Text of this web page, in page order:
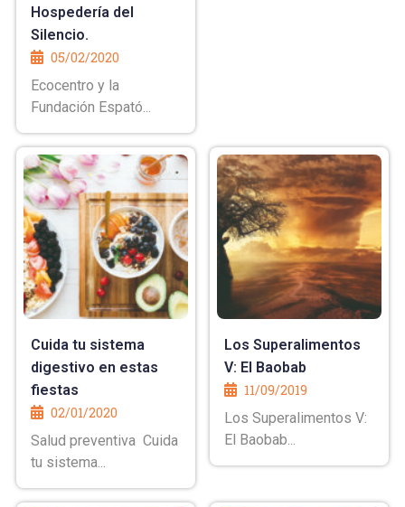
Hospedería del
Silencio.
05/02/2020
Ecocentro y la
Fundación Espató...
Cuida tu sistema
digestivo en estas
fiestas
02/01/2020
Salud preventiva Cuida
tu sistema...
Los Superalimentos
V: El Baobab
11/09/2019
Los Superalimentos V:
El Baobab...